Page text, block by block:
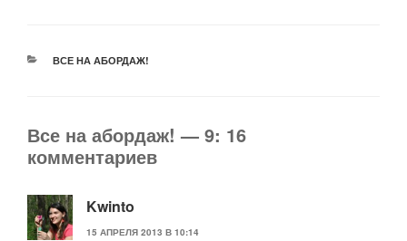
РУБРИКИ
ВСЕ НА АБОРДАЖ!
Все на абордаж! — 9: 16
комментариев
Kwinto
15 АПРЕЛЯ 2013 В 10:14